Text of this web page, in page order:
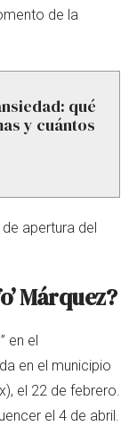
de la
qué
y cuántos
apertura del
Márquez?
en el
en el municipio
el 22 de febrero.
el 4 de abril.